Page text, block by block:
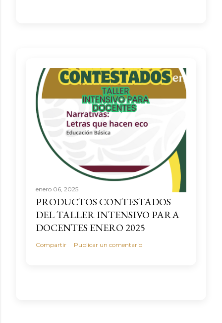
enero 06, 2025
PRODUCTOS CONTESTADOS
DEL TALLER INTENSIVO PARA
DOCENTES ENERO 2025
Compartir Publicar un comentario